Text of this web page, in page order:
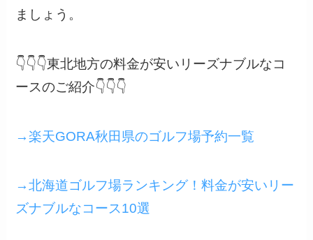
ましょう。
👇👇👇東北地方の料金が安いリーズナブルなコ
ースのご紹介👇👇👇
→楽天GORA秋田県のゴルフ場予約一覧
→北海道ゴルフ場ランキング！料金が安いリー
ズナブルなコース10選